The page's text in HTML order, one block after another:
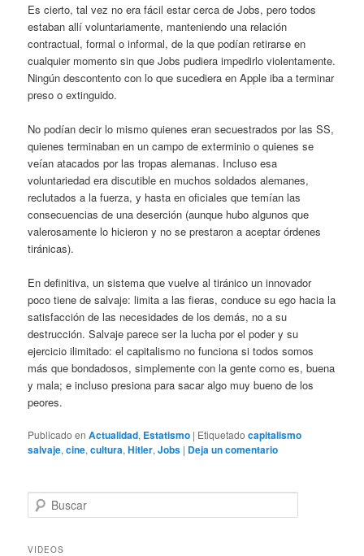
Es cierto, tal vez no era fácil estar cerca de Jobs, pero todos
estaban allí voluntariamente, manteniendo una relación
contractual, formal o informal, de la que podían retirarse en
cualquier momento sin que Jobs pudiera impedirlo violentamente.
Ningún descontento con lo que sucediera en Apple iba a terminar
preso o extinguido.
No podían decir lo mismo quienes eran secuestrados por las SS,
quienes terminaban en un campo de exterminio o quienes se
veían atacados por las tropas alemanas. Incluso esa
voluntariedad era discutible en muchos soldados alemanes,
reclutados a la fuerza, y hasta en oficiales que temían las
consecuencias de una deserción (aunque hubo algunos que
valerosamente lo hicieron y no se prestaron a aceptar órdenes
tiránicas).
En definitiva, un sistema que vuelve al tiránico un innovador
poco tiene de salvaje: limita a las fieras, conduce su ego hacia la
satisfacción de las necesidades de los demás, no a su
destrucción. Salvaje parece ser la lucha por el poder y su
ejercicio ilimitado: el capitalismo no funciona si todos somos
más que bondadosos, simplemente con la gente como es, buena
y mala; e incluso presiona para sacar algo muy bueno de los
peores.
Publicado en Actualidad, Estatismo | Etiquetado capitalismo
salvaje,cine,cultura,Hitler,Jobs | Deja un comentario
u
c
VIDEOS